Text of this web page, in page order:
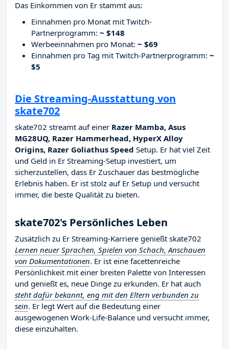
Das Einkommen von Er stammt aus:
Einnahmen pro Monat mit Twitch-
Partnerprogramm: ~ $148
Werbeeinnahmen pro Monat: ~ $69
Einnahmen pro Tag mit Twitch-Partnerprogramm: ~
$5
Die Streaming-Ausstattung von
skate702
skate702 streamt auf einer Razer Mamba, Asus
MG28UQ, Razer Hammerhead, HyperX Alloy
Origins, Razer Goliathus Speed Setup. Er hat viel Zeit
und Geld in Er Streaming-Setup investiert, um
sicherzustellen, dass Er Zuschauer das bestmögliche
Erlebnis haben. Er ist stolz auf Er Setup und versucht
immer, die beste Qualität zu bieten.
skate702's Persönliches Leben
Zusätzlich zu Er Streaming-Karriere genießt skate702
Lernen neuer Sprachen, Spielen von Schach, Anschauen
von Dokumentationen. Er ist eine facettenreiche
Persönlichkeit mit einer breiten Palette von Interessen
und genießt es, neue Dinge zu erkunden. Er hat auch
steht dafür bekannt, eng mit den Eltern verbunden zu
sein. Er legt Wert auf die Bedeutung einer
ausgewogenen Work-Life-Balance und versucht immer,
diese einzuhalten.